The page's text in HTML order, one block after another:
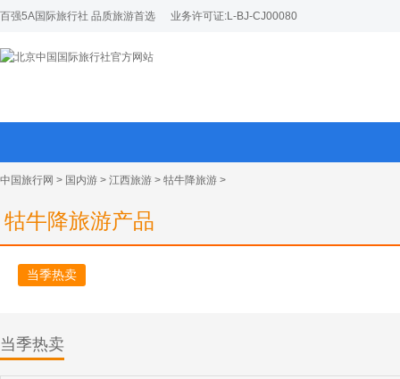
百强5A国际旅行社 品质旅游首选 业务许可证:L-BJ-CJ00080
中国旅行网 > 国内游 > 江西旅游 > 牯牛降旅游 >
牯牛降旅游产品
当季热卖
当季热卖